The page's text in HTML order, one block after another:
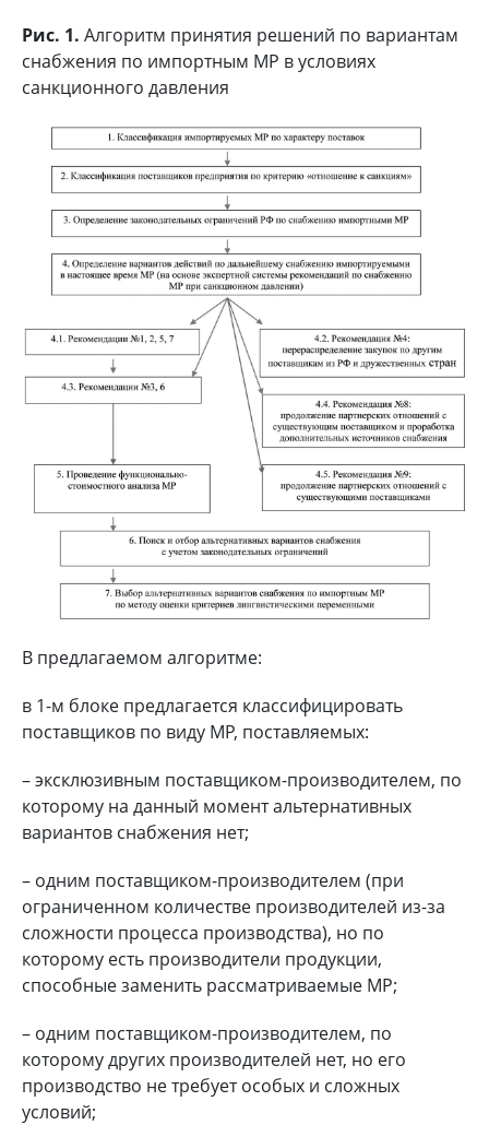
Рис. 1. Алгоритм принятия решений по вариантам
снабжения по импортным МР в условиях
санкционного давления
В предлагаемом алгоритме:
в 1-м блоке предлагается классифицировать
поставщиков по виду МР, поставляемых:
– эксклюзивным поставщиком-производителем, по
которому на данный момент альтернативных
вариантов снабжения нет;
– одним поставщиком-производителем (при
ограниченном количестве производителей из-за
сложности процесса производства), но по
которому есть производители продукции,
способные заменить рассматриваемые МР;
– одним поставщиком-производителем, по
которому других производителей нет, но его
производство не требует особых и сложных
условий;